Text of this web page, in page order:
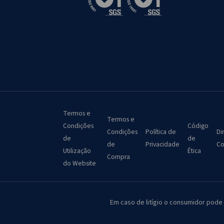
Termos e
Condições
de
Utilização
do Website
Termos e
Condições
de
Compra
Política de
Privacidade
Código
de
Ética
Em caso de litígio o consumidor